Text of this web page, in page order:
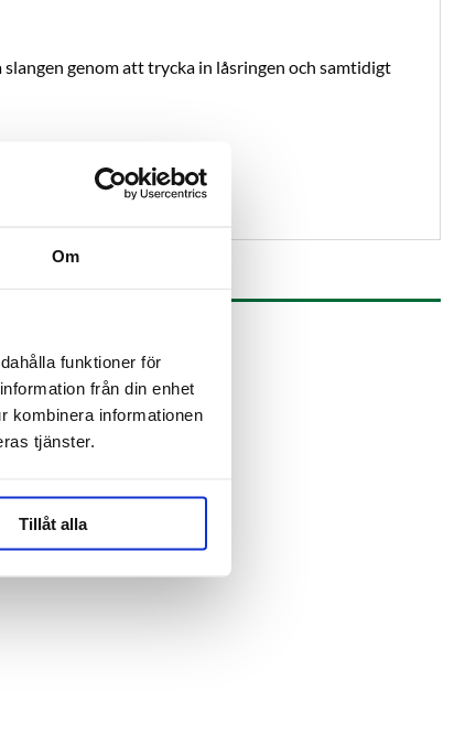
Om
funktioner för
från din enhet
kombinera informationen
tjänster.
Tillåt alla
genom att trycka in låsringen och samtidigt